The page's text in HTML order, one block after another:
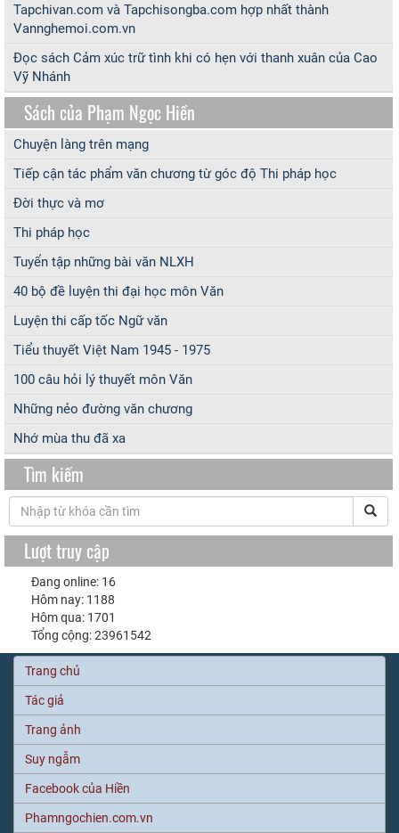
Tapchivan.com và Tapchisongba.com hợp nhất thành
Vannghemoi.com.vn
Đọc sách Cảm xúc trữ tình khi có hẹn với thanh xuân của Cao
Vỹ Nhánh
Sách của Phạm Ngọc Hiền
Chuyện làng trên mạng
Tiếp cận tác phẩm văn chương từ góc độ Thi pháp học
Đời thực và mơ
Thi pháp học
Tuyển tập những bài văn NLXH
40 bộ đề luyện thi đại học môn Văn
Luyện thi cấp tốc Ngữ văn
Tiểu thuyết Việt Nam 1945 - 1975
100 câu hỏi lý thuyết môn Văn
Những nẻo đường văn chương
Nhớ mùa thu đã xa
Tìm kiếm
Lượt truy cập
Đang online: 16
Hôm nay: 1188
Hôm qua: 1701
Tổng cộng: 23961542
Trang chủ
Tác giả
Trang ảnh
Suy ngẫm
Facebook của Hiền
Phamngochien.com.vn